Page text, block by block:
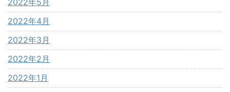
2022年5月
2022年4月
2022年3月
2022年2月
2022年1月